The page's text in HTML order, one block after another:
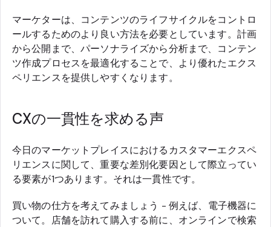
マーケターは、コンテンツのライフサイクルをコントロ
ールするためのより良い方法を必要としています。計画
から公開まで、パーソナライズから分析まで、コンテン
ツ作成プロセスを最適化することで、より優れたエクス
ペリエンスを提供しやすくなります。
CXの一貫性を求める声
今日のマーケットプレイスにおけるカスタマーエクスペ
リエンスに関して、重要な差別化要因として際立ってい
る要素が1つあります。それは一貫性です。
買い物の仕方を考えてみましょう - 例えば、電子機器に
ついて。店舗を訪れて購入する前に、オンラインで検索